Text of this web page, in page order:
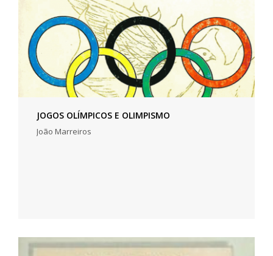
JOGOS OLÍMPICOS E OLIMPISMO
João Marreiros